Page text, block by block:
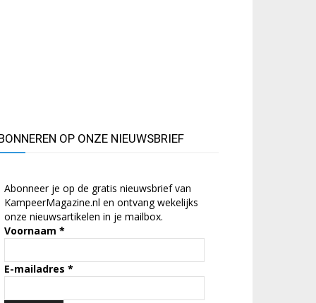
OP ONZE NIEUWSBRIEF
Abonneer je op de gratis nieuwsbrief van
KampeerMagazine.nl en ontvang wekelijks
onze nieuwsartikelen in je mailbox.
Voornaam *
E-mailadres *